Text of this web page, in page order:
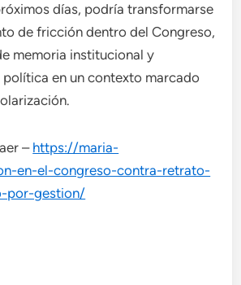
días, podría transformarse
de fricción dentro del Congreso,
memoria institucional y
en un contexto marcado
– https://maria-
en-el-congreso-contra-retrato-
por-gestion/